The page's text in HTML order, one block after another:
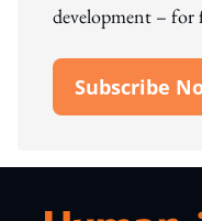
development – for
Subscribe
Open In New